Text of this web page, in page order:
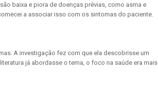
baixa e piora de doenças prévias, como asma e
a associar isso com os sintomas do paciente.
A investigação fez com que ela descobrisse um
já abordasse o tema, o foco na saúde era mais